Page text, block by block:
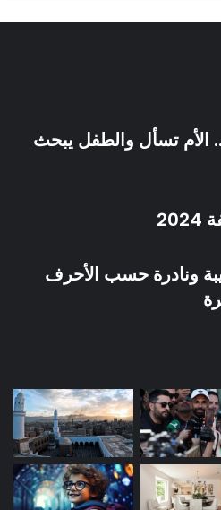
الأم تسأل والطفل يبحث
ونادرة حسب الأحرف